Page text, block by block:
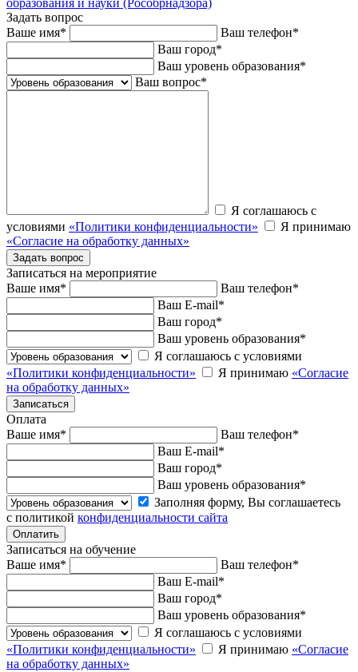
образования и науки (Рособрнадзора)
Задать вопрос
Ваше имя* Ваш телефон*
Ваш город*
Ваш уровень образования*
Ваш вопрос*
Я соглашаюсь с
условиями «Политики конфиденциальности»
Я принимаю
«Согласие на обработку данных»
Записаться на мероприятие
Ваше имя* Ваш телефон*
Ваш E-mail*
Ваш город*
Ваш уровень образования*
Я соглашаюсь с условиями
«Политики конфиденциальности»
Я принимаю «Согласие
на обработку данных»
Оплата
Ваше имя* Ваш телефон*
Ваш E-mail*
Ваш город*
Ваш уровень образования*
Заполняя форму, Вы соглашаетесь
с политикой конфиденциальности сайта
Записаться на обучение
Ваше имя* Ваш телефон*
Ваш E-mail*
Ваш город*
Ваш уровень образования*
Я соглашаюсь с условиями
«Политики конфиденциальности»
Я принимаю «Согласие
на обработку данных»